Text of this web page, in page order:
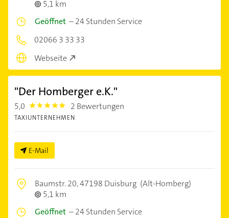
5,1 km
Geöffnet –24 Stunden Service
02066 3 33 33
Webseite
"Der Homberger e.K."
5,0 5.0 2 Bewertungen
TAXIUNTERNEHMEN
E-Mail
Baumstr. 20,47198 Duisburg (Alt-Homberg)
5,1 km
Geöffnet –24 Stunden Service